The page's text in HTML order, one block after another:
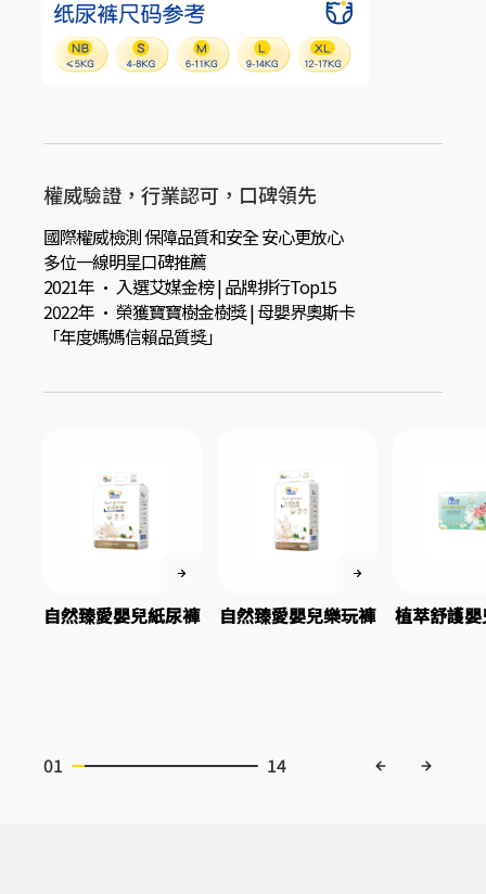
權威驗證，行業認可，口碑領先
國際權威檢測 保障品質和安全 安心更放心
多位一線明星口碑推薦
2021年 · 入選艾媒金榜 | 品牌排行Top15
2022年 · 榮獲寶寶樹金樹獎 | 母嬰界奧斯卡
「年度媽媽信賴品質獎」
自然臻愛嬰兒紙尿褲 自然臻愛嬰兒樂玩褲 植萃舒護
01 14